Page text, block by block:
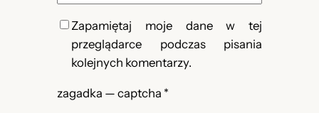
Zapamiętaj moje dane w tej
przeglądarce podczas pisania
kolejnych komentarzy.
zagadka — captcha *